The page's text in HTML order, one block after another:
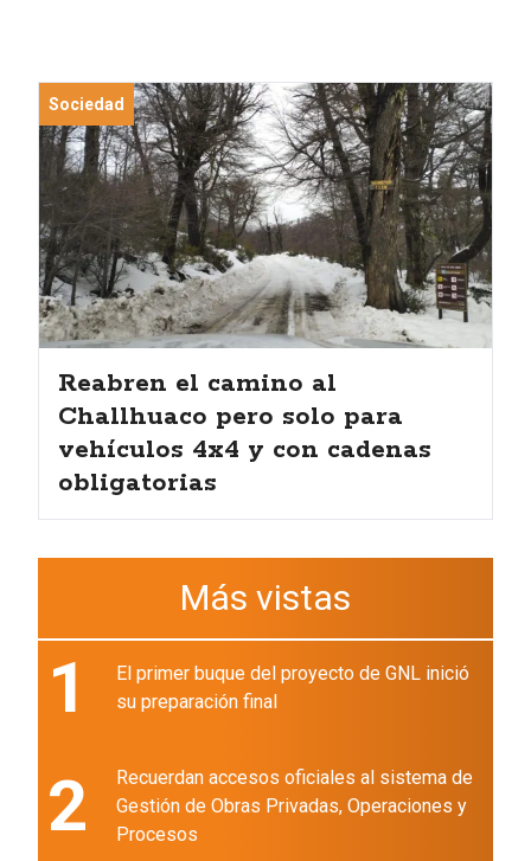
Sociedad
Reabren el camino al
Challhuaco pero solo para
vehículos 4x4 y con cadenas
obligatorias
Más vistas
1
El primer buque del proyecto de GNL inició
su preparación final
2
Recuerdan accesos oficiales al sistema de
Gestión de Obras Privadas, Operaciones y
Procesos